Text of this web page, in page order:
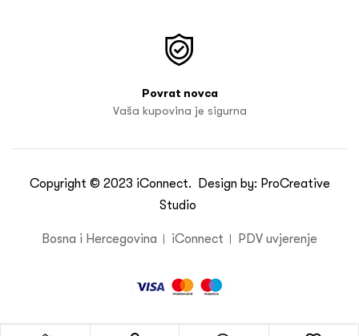
Povrat novca
Vaša kupovina je sigurna
Copyright © 2023 iConnect. Design by: ProCreative
Studio
Bosna i Hercegovina iConnect PDV uvjerenje